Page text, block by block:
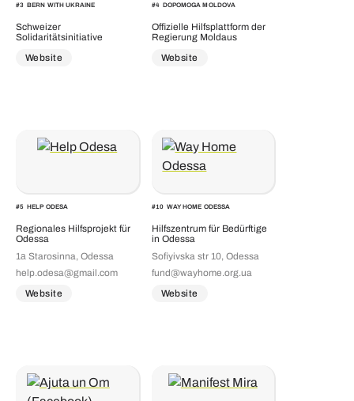
#3 BERN WITH UKRAINE
Schweizer
Solidaritätsinitiative
Website
#4 DOPOMOGA MOLDOVA
Offizielle Hilfsplattform der
Regierung Moldaus
Website
#5 HELP ODESA
Regionales Hilfsprojekt für
Odessa
1а Starosinna, Odessa
help.odesa@gmail.com
Website
#10 WAY HOME ODESSA
Hilfszentrum für Bedürftige
in Odessa
Sofiyivska str 10, Odessa
fund@wayhome.org.ua
Website